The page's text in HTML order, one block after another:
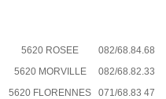
5620 ROSEE
082/68.84.68
5620 MORVILLE
082/68.82.33
5620 FLORENNES 071/68.83 47